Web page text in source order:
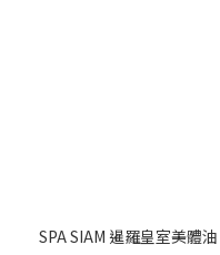
SPA SIAM 暹羅皇室美體油